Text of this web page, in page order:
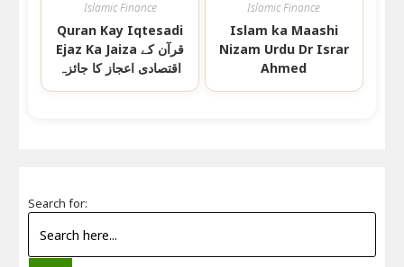
Islamic Finance
Quran Kay Iqtesadi
Ejaz Ka Jaiza قرآن کے
اقتصادی اعجاز کا جائزہ
Islamic Finance
Islam ka Maashi
Nizam Urdu Dr Israr
Ahmed
Search for: